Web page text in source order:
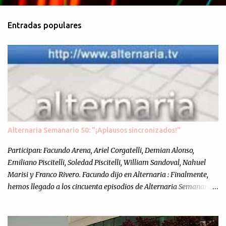
e
n
t
o
s
Entradas populares
Alternaria Semanario 50: "¡Aplausos sincronizados!"
Participan: Facundo Arena, Ariel Corgatelli, Demian Alonso,
Emiliano Piscitelli, Soledad Piscitelli, William Sandoval, Nahuel
Marisi y Franco Rivero. Facundo dijo en Alternaria : Finalmente,
hemos llegado a los cincuenta episodios de Alternaria Semanario.
nuestra propia óptica: un punto de vista independiente e